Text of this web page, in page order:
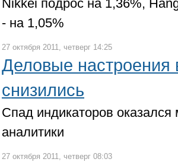
Nikkei подрос на 1,36%,
- на 1,05%
27 октября 2011, четверг 14:25
Деловые настроения
снизились
Спад индикаторов
аналитики
27 октября 2011, четверг 08:03